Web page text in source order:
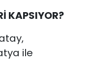
KAPSIYOR?
ile